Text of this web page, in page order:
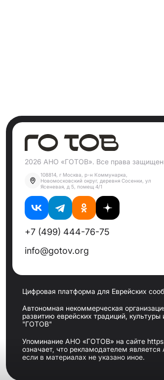
2026 АНО «ГОТОВ». Все права
108814, г Москва, р-н Коммунарка,
Новомосковский округ, деревня Сосенки, ул
Ясеневая, д 5, помещ 4/1
+7 (499) 444-76-75
info@gotov.org
Цифровая платформа для Еврейских
Автономная некоммерческая
развитию еврейских традиций, культуры
"ГОТОВ"
Упоминание АНО «ГОТОВ» на сайте
означает, что рекламодателем
если в материалах не указано иное.